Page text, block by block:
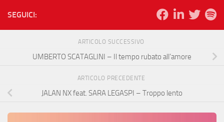
SEGUICI:
ARTICOLO SUCCESSIVO
UMBERTO SCATAGLINI – Il tempo rubato all’amore
ARTICOLO PRECEDENTE
JALAN NX feat. SARA LEGASPI – Troppo lento